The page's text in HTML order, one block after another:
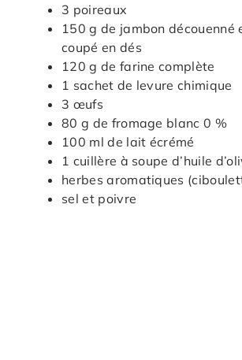
3 poireaux
150 g de jambon découenné
coupé en dés
120 g de farine complète
1 sachet de levure chimique
3 œufs
80 g de fromage blanc 0 %
100 ml de lait écrémé
1 cuillère à soupe d’huile
herbes aromatiques
sel et poivre